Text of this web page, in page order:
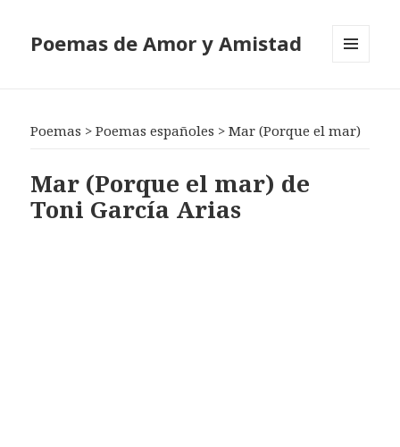
Poemas de Amor y Amistad
Poemas >Poemas españoles >Mar (Porque el mar)
Mar (Porque el mar) de
Toni García Arias